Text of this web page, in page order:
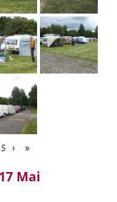
› »
Mai